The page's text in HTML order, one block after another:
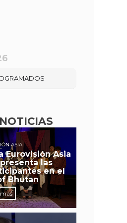
ASIA
Eurovisión Asia
las
en el
Bhutan